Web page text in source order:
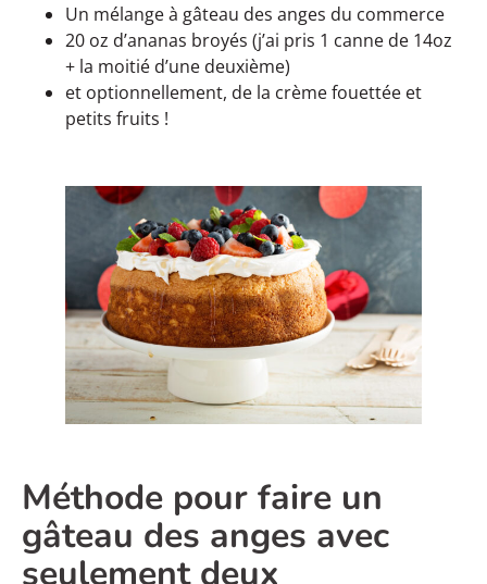
Un mélange à gâteau des anges du commerce
20 oz d’ananas broyés (j’ai pris 1 canne de 14oz
+ la moitié d’une deuxième)
et optionnellement, de la crème fouettée et
petits fruits !
Méthode pour faire un
gâteau des anges avec
seulement deux